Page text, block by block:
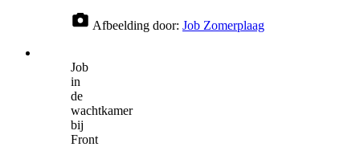
Afbeelding door: Job Zomerplaag
Job
in
de
wachtkamer
bij
Front